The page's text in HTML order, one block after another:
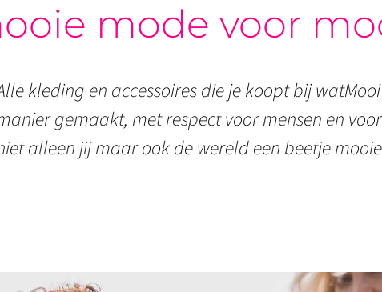
mode voor
kleding en accessoires die je koopt bij
gemaakt, met respect voor mensen en
alleen jij maar ook de wereld een beetje